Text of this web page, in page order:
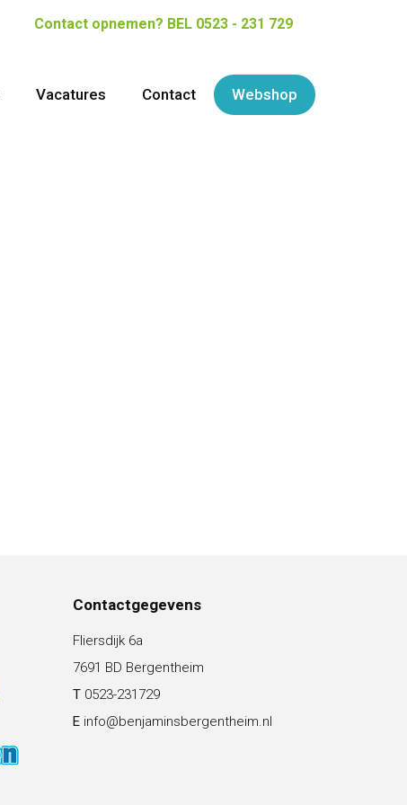
Contact opnemen? BEL 0523 - 231 729
Vacatures Contact Webshop
Contactgegevens
Fliersdijk 6a
7691 BD Bergentheim
T 0523-231729
E info@benjaminsbergentheim.nl